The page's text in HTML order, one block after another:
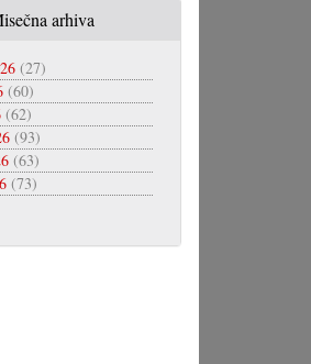
arhiva
(27)
(60)
(62)
(93)
(63)
(73)